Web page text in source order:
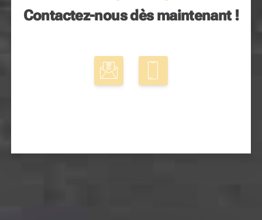
Contactez-nous dès maintenant !